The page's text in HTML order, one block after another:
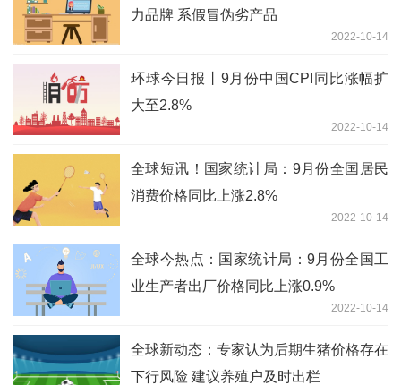
力品牌 系假冒伪劣产品
2022-10-14
环球今日报丨9月份中国CPI同比涨幅扩
大至2.8%
2022-10-14
全球短讯！国家统计局：9月份全国居民
消费价格同比上涨2.8%
2022-10-14
全球今热点：国家统计局：9月份全国工
业生产者出厂价格同比上涨0.9%
2022-10-14
全球新动态：专家认为后期生猪价格存在
下行风险 建议养殖户及时出栏